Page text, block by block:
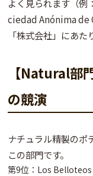
よく見られます（例
ciedad Anónima
「株式会社」にあた
【Natural部
の競演
ナチュラル精製のポ
この部門です。
第9位：Los